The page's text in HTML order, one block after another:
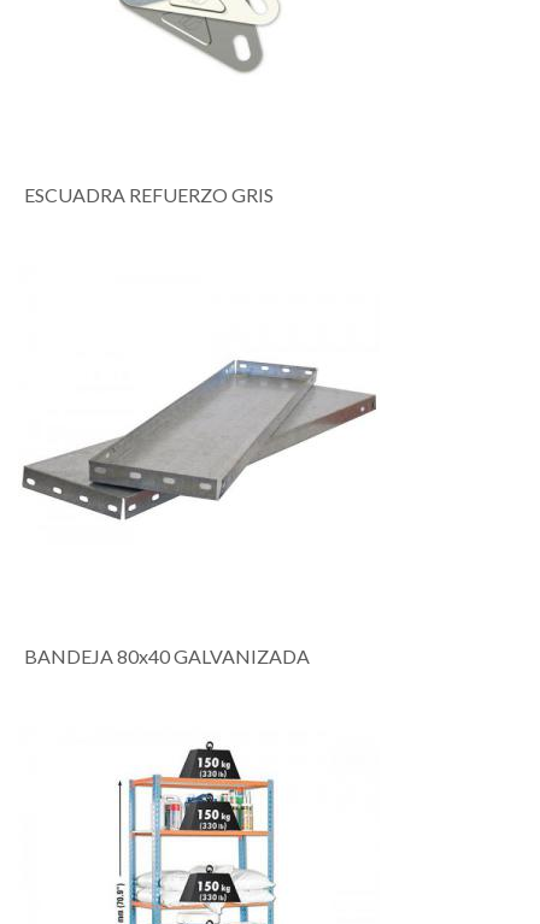
ESCUADRA REFUERZO GRIS
BANDEJA 80x40 GALVANIZADA